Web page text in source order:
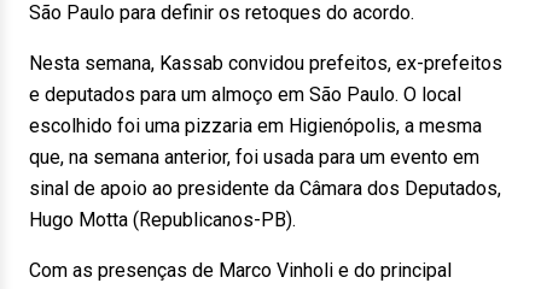
São Paulo para definir os retoques do acordo.
Nesta semana, Kassab convidou prefeitos, ex-prefeitos
e deputados para um almoço em São Paulo. O local
escolhido foi uma pizzaria em Higienópolis, a mesma
que, na semana anterior, foi usada para um evento em
sinal de apoio ao presidente da Câmara dos Deputados,
Hugo Motta (Republicanos-PB).
Com as presenças de Marco Vinholi e do principal